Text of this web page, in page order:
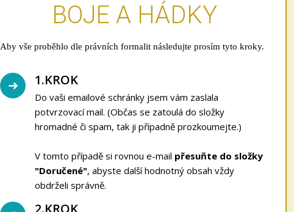
BOJE A HÁDKY
Aby vše proběhlo dle právních formalit následujte prosím tyto kroky.
1.KROK
Do vaši emailové schránky jsem vám zaslala
potvrzovací mail. (Občas se zatoulá do složky
hromadné či spam, tak ji případně prozkoumejte.)
V tomto případě si rovnou e-mail přesuňte do složky
"Doručené", abyste další hodnotný obsah vždy
obdrželi správně.
2.KROK